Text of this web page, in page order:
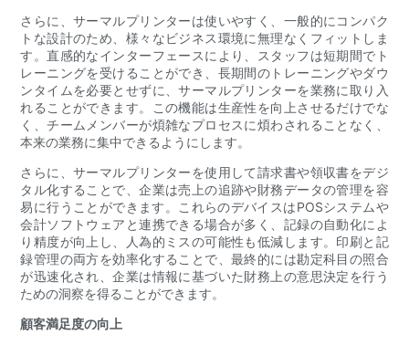
さらに、サーマルプリンターは使いやすく、一般的にコンパク
トな設計のため、様々なビジネス環境に無理なくフィットしま
す。直感的なインターフェースにより、スタッフは短期間でト
レーニングを受けることができ、長期間のトレーニングやダウ
ンタイムを必要とせずに、サーマルプリンターを業務に取り入
れることができます。この機能は生産性を向上させるだけでな
く、チームメンバーが煩雑なプロセスに煩わされることなく、
本来の業務に集中できるようにします。
さらに、サーマルプリンターを使用して請求書や領収書をデジ
タル化することで、企業は売上の追跡や財務データの管理を容
易に行うことができます。これらのデバイスはPOSシステムや
会計ソフトウェアと連携できる場合が多く、記録の自動化によ
り精度が向上し、人為的ミスの可能性も低減します。印刷と記
録管理の両方を効率化することで、最終的には勘定科目の照合
が迅速化され、企業は情報に基づいた財務上の意思決定を行う
ための洞察を得ることができます。
顧客満足度の向上